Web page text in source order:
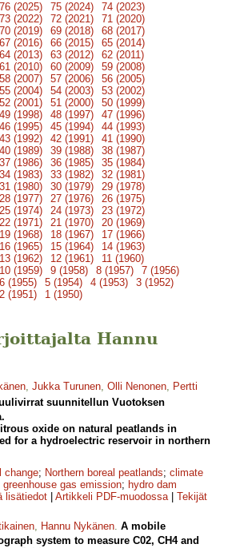
76 (2025) 75 (2024)
74 (2023)
73 (2022)
72 (2021)
71 (2020)
70 (2019)
69 (2018)
68 (2017)
67 (2016)
66 (2015)
65 (2014)
64 (2013)
63 (2012)
62 (2011)
61 (2010)
60 (2009)
59 (2008)
58 (2007)
57 (2006)
56 (2005)
55 (2004)
54 (2003)
53 (2002)
52 (2001)
51 (2000)
50 (1999)
49 (1998)
48 (1997)
47 (1996)
46 (1995)
45 (1994)
44 (1993)
43 (1992)
42 (1991)
41 (1990)
40 (1989)
39 (1988)
38 (1987)
37 (1986)
36 (1985)
35 (1984)
34 (1983)
33 (1982)
32 (1981)
31 (1980)
30 (1979)
29 (1978)
28 (1977)
27 (1976)
26 (1975)
25 (1974)
24 (1973)
23 (1972)
22 (1971)
21 (1970)
20 (1969)
19 (1968)
18 (1967)
17 (1966)
16 (1965)
15 (1964)
14 (1963)
13 (1962)
12 (1961)
11 (1960)
10 (1959)
9 (1958) 8 (1957)
7 (1956)
6 (1955)
5 (1954) 4 (1953)
3 (1952)
2 (1951)
1 (1950)
Hannu
, Jukka Turunen, Olli Nenonen, Pertti
suunnitellun Vuotoksen
oxide on natural peatlands in
for a hydroelectric reservoir in northern
change; Northern boreal peatlands; climate
greenhouse gas emission; hydro dam
lisätiedot Artikkeli PDF-muodossa| Tekijät
, Hannu Nykänen. A mobile
system to measure C02, CH4 and